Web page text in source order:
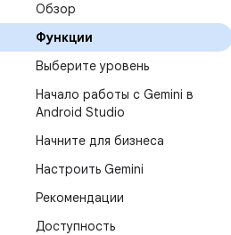
Обзор
Функции
Выберите уровень
Начало работы с Gemini в
Android Studio
Начните для бизнеса
Настроить Gemini
Рекомендации
Доступность